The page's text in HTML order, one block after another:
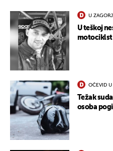
U
U teškoj
motociklst
OČEVID U
Težak
osoba